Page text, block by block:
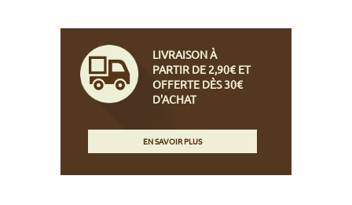
LIVRAISON À
PARTIR DE 2,90€ ET
OFFERTE DÈS 30€
D'ACHAT
EN SAVOIR PLUS